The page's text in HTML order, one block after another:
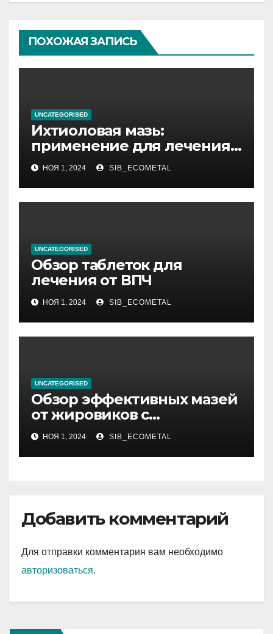
ПОХОЖАЯ ЗАПИСЬ
UNCATEGORISED
Ихтиоловая мазь:
применение для лечения
фурункулов
НОЯ 1, 2024 SIB_ECOMETAL
UNCATEGORISED
Обзор таблеток для
лечения от ВПЧ
НОЯ 1, 2024 SIB_ECOMETAL
UNCATEGORISED
Обзор эффективных мазей
от жировиков с
рассасывающим эффектом
НОЯ 1, 2024 SIB_ECOMETAL
Добавить комментарий
Для отправки комментария вам необходимо
авторизоваться.